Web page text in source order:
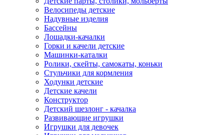
Велосипеды детские
Надувные изделия
Бассейны
Лошадки-качалки
Горки и качели детские
Машинки-каталки
Ролики, скейты, самокаты, коньки
Стульчики для кормления
Ходунки детские
Детские качели
Конструктор
Детский шезлонг - качалка
Развивающие игрушки
Игрушки для девочек